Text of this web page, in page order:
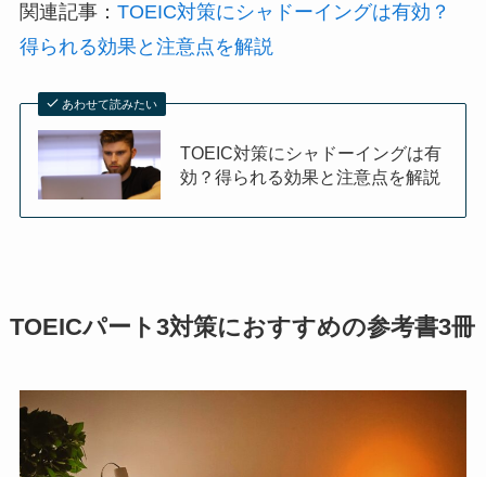
関連記事： TOEIC対策にシャドーイングは有効？
得られる効果と注意点を解説
あわせて読みたい
TOEIC対策にシャドーイングは有
効？得られる効果と注意点を解説
TOEICパート3対策におすすめの参考書3冊